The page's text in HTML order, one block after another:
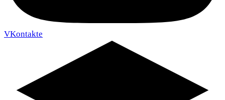
VKontakte